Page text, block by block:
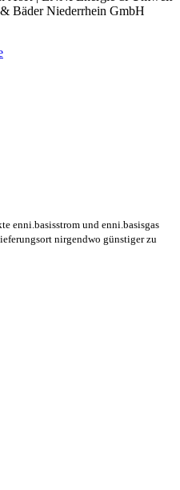
Bäder Niederrhein GmbH
enni.basisstrom und enni.basisgas
nirgendwo günstiger zu